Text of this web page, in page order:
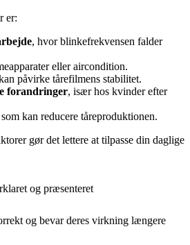
er:
, hvor blinkefrekvensen falder
eller aircondition.
påvirke tårefilmens stabilitet.
forandringer, især hos kvinder efter
som kan reducere tåreproduktionen.
gør det lettere at tilpasse din daglige
og præsenteret
og bevar deres virkning længere